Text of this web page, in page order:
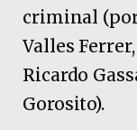
criminal
Valles
Ricardo
Gorosito).